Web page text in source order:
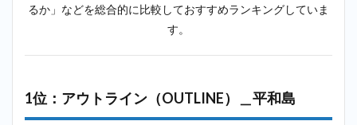
ビヨンド
ジオコン
パス
るか」などを総合的に比較しておすすめランキングしていま
す。
1位：アウトライン（OUTLINE）＿平和島